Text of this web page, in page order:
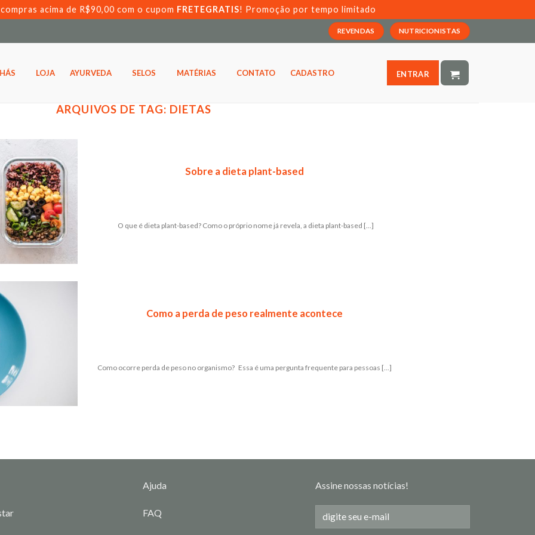
acima de R$90,00 com o cupom FRETEGRATIS! Promoção por tempo limitado
REVENDAS NUTRICIONISTAS
LOJA AYURVEDA SELOS MATÉRIAS CONTATO CADASTRO ENTRAR
ARQUIVOS DE TAG: DIETAS
Sobre a dieta plant-based
O que é dieta plant-based? Como o próprio nome já revela, a dieta plant-based [...]
Como a perda de peso realmente acontece
Como ocorre perda de peso no organismo? Essa é uma pergunta frequente para pessoas [...]
Ajuda
FAQ
Assine nossas notícias!